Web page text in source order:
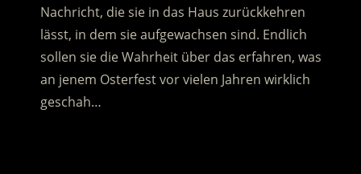
Nachricht, die sie in das Haus zurückkehren
lässt, in dem sie aufgewachsen sind. Endlich
sollen sie die Wahrheit über das erfahren, was
an jenem Osterfest vor vielen Jahren wirklich
geschah…